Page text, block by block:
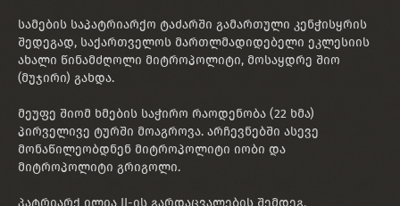
სამების საპატრიარქო ტაძარში გამართული კენჭისყრის
შედეგად, საქართველოს მართლმადიდებელი ეკლესიის
ახალი წინამძღოლი მიტროპოლიტი, მოსაყდრე შიო
(მუჯირი) გახდა.
მეუფე შიომ ხმების საჭირო რაოდენობა (22 ხმა)
პირველივე ტურში მოაგროვა. არჩევნებში ასევე
მონაწილეობდნენ მიტროპოლიტი იობი და
მიტროპოლიტი გრიგოლი.